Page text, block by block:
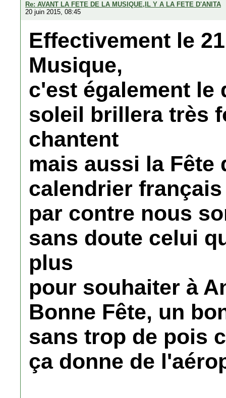
Re: AVANT LA FETE DE LA MUSIQUE,IL Y A LA FETE D'ANITA
20 juin 2015, 08:45
Effectivement le
Musique,
c'est également le
soleil brillera très
chantent
mais aussi la Fête
calendrier français
par contre nous
sans doute celui
plus
pour souhaiter à
Bonne Fête, un
sans trop de pois
ça donne de